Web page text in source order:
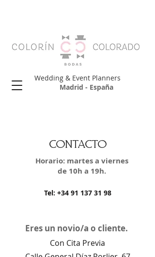
Wedding & Event Planners
Madrid - España
contacto
Horario: martes a viernes
de 10h a 19h.
Tel: +34 91 137 31 98
Eres un novio/a o cliente.
Con Cita Previa